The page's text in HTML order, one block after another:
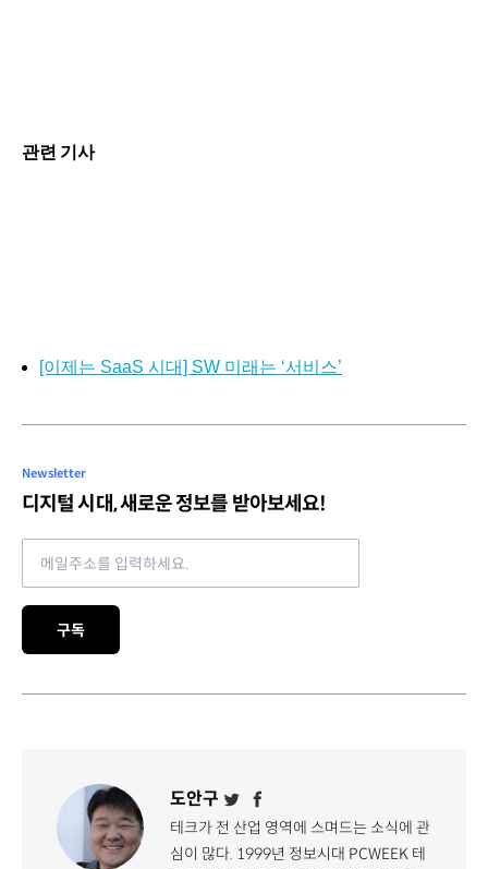
관련 기사
[이제는 SaaS 시대] SW 미래는 ‘서비스’
Newsletter
디지털 시대, 새로운 정보를 받아보세요!
구독
도안구
테크가 전 산업 영역에 스며드는 소식에 관
심이 많다. 1999년 정보시대 PCWEEK 테